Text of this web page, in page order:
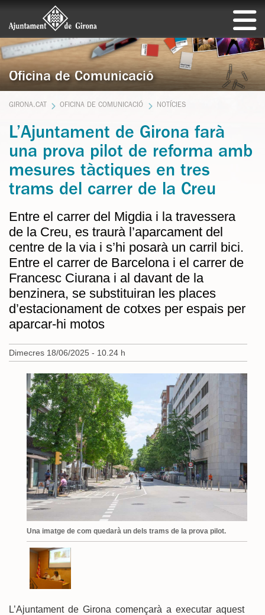
Oficina de Comunicació
GIRONA.CAT OFICINA DE COMUNICACIÓ NOTÍCIES
L’Ajuntament de Girona farà
una prova pilot de reforma amb
mesures tàctiques en tres
trams del carrer de la Creu
Entre el carrer del Migdia i la travessera
de la Creu, es traurà l’aparcament del
centre de la via i s’hi posarà un carril bici.
Entre el carrer de Barcelona i el carrer de
Francesc Ciurana i al davant de la
benzinera, se substituiran les places
d’estacionament de cotxes per espais per
aparcar-hi motos
Dimecres 18/06/2025 - 10.24 h
Una imatge de com quedarà un dels trams de la prova pilot.
L’Ajuntament de Girona començarà a executar aquest